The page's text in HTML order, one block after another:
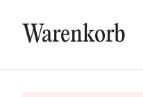
SOMMER-
Warenkorb